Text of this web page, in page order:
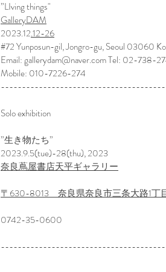
”LIving things"
GalleryDAM
2023.12.12-26
#72 Yunposun-gil, Jongro-gu, Seoul 03060
Email:gallerydam@naver.comTel: 02-738-
Mobile: 010-7226-274
Solo exhibition
”生き物たち”
2023.9.5(tue)-28(thu), 2023
​奈良蔦屋書店天平ギャラリー
〒630-8013 奈良県奈良市三条大路1丁
0742-35-0600